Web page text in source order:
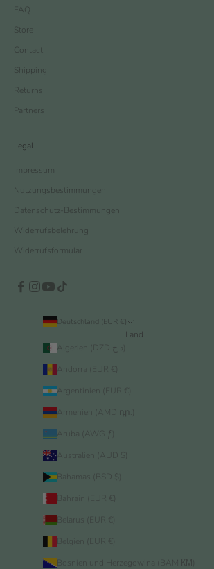
FAQ
Store
Contact
Shipping
Returns
Partners
Legal
Impressum
Nutzungsbestimmungen
Datenschutz-Bestimmungen
Widerrufsbelehrung
Widerrufsformular
Deutschland (EUR €)
Land
Andorra (EUR €)
Argentinien (EUR €)
Armenien (AMD դր.)
Aruba (AWG ƒ)
Australien (AUD $)
Bahamas (BSD $)
Bahrain (EUR €)
Belarus (EUR €)
Belgien (EUR €)
Bosnien und Herzegowina (BAM КМ)